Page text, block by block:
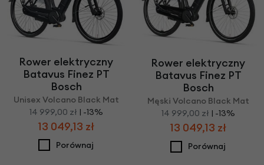
Rower elektryczny
Batavus Finez PT
Bosch
Unisex Volcano Black Mat
14 999,00 zł | -13%
13 049,13 zł
Porównaj
Rower elektryczny
Batavus Finez PT
Bosch
Męski Volcano Black Mat
14 999,00 zł | -13%
13 049,13 zł
Porównaj